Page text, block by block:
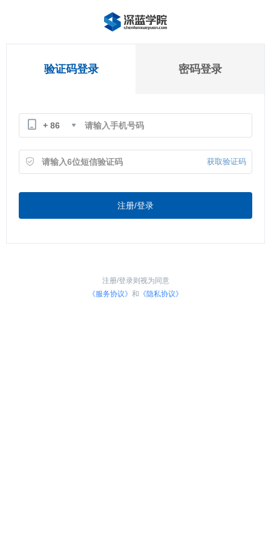
验证码登录 密码登录
+ 86
获取验证码
注册/登录
注册/登录则视为同意
《服务协议》 和 《隐私协议》